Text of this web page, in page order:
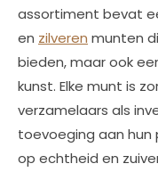
assortiment bevat
en zilveren munten
bieden, maar ook
kunst. Elke munt is
verzamelaars als
toevoeging aan
op echtheid en